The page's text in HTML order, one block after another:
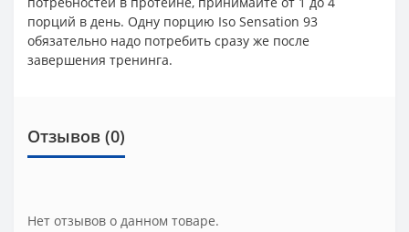
порций в день. Одну порцию Iso Sensation 93
обязательно надо потребить сразу же после
завершения тренинга.
Отзывов (0)
Нет отзывов о данном товаре.